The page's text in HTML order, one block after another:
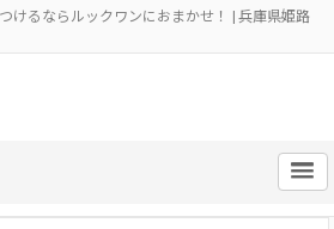
けるならルックワンにおまかせ！ | 兵庫県姫路